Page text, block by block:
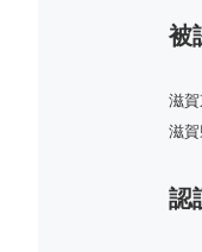
被
滋
滋
認